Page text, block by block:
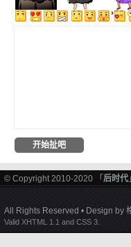
© Copyright 2010-2020 「 后时代 」
All Rights Reserved • Design by
Valid XHTML 1.1 and CSS 3.